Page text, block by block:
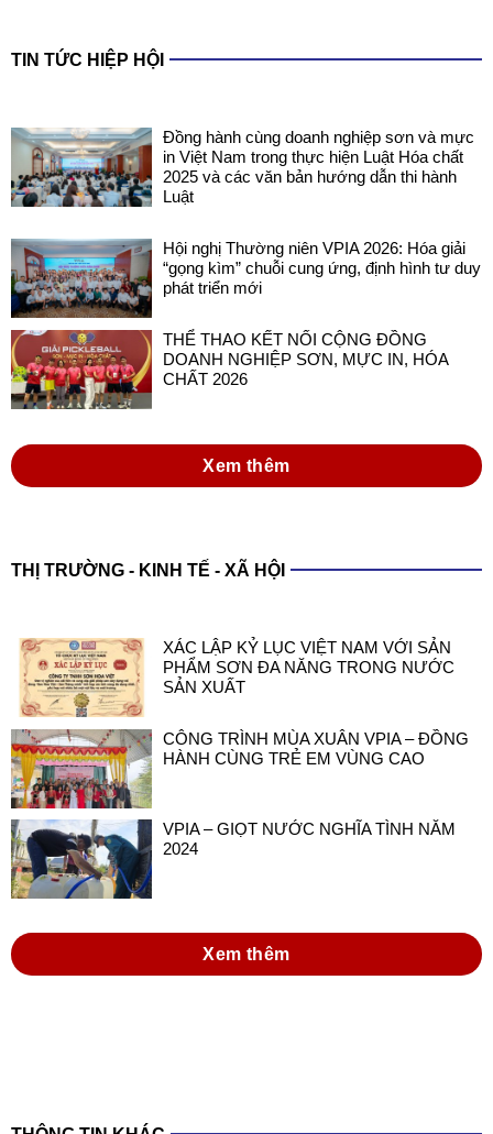
TIN TỨC HIỆP HỘI
Đồng hành cùng doanh nghiệp sơn và mực
in Việt Nam trong thực hiện Luật Hóa chất
2025 và các văn bản hướng dẫn thi hành
Luật
Hội nghị Thường niên VPIA 2026: Hóa giải
“gọng kìm” chuỗi cung ứng, định hình tư duy
phát triển mới
THỂ THAO KẾT NỐI CỘNG ĐỒNG
DOANH NGHIỆP SƠN, MỰC IN, HÓA
CHẤT 2026
Xem thêm
THỊ TRƯỜNG - KINH TẾ - XÃ HỘI
XÁC LẬP KỶ LỤC VIỆT NAM VỚI SẢN
PHẨM SƠN ĐA NĂNG TRONG NƯỚC
SẢN XUẤT
CÔNG TRÌNH MÙA XUÂN VPIA – ĐỒNG
HÀNH CÙNG TRẺ EM VÙNG CAO
VPIA – GIỌT NƯỚC NGHĨA TÌNH NĂM
2024
Xem thêm